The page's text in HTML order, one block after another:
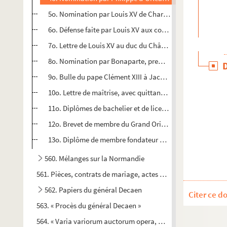
5o. Nomination par Louis XV de Charles-Louis Texier
6o. Défense faite par Louis XV aux cours de justice et
7o. Lettre de Louis XV au duc du Châtelet, lui enjoignant
8o. Nomination par Bonaparte, premier consul, de
9o. Bulle du pape Clément XIII à Jacques-Thomas
10o. Lettre de maîtrise, avec quittance, donnée par la
11o. Diplômes de bachelier et de licencié en droit,
12o. Brevet de membre du Grand Orient de France
13o. Diplôme de membre fondateur de la Société
560. Mélanges sur la Normandie
561. Pièces, contrats de mariage, actes de partages, de
562. Papiers du général Decaen
563. « Procès du général Decaen »
564. « Varia variorum auctorum opera, a P. Gautier, anno
Citer ce